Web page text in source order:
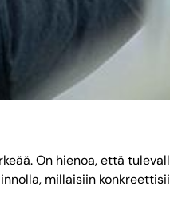
On hienoa, että
millaisiin